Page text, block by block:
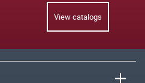
View catalogs